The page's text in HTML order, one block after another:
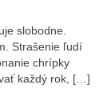
slobodne.
Strašenie ľudí
chrípky
každý rok, […]